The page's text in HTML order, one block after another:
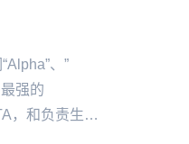
、”
强的
，和负责生